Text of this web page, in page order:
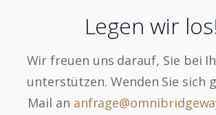
Legen wir
Wir freuen uns darauf, Sie bei
unterstützen. Wenden Sie sich
Mail an